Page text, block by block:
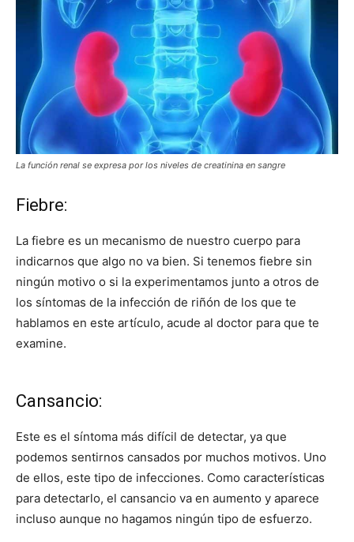
La función renal se expresa por los niveles de creatinina en sangre
Fiebre:
La fiebre es un mecanismo de nuestro cuerpo para
indicarnos que algo no va bien. Si tenemos fiebre sin
ningún motivo o si la experimentamos junto a otros de
los síntomas de la infección de riñón de los que te
hablamos en este artículo, acude al doctor para que te
examine.
Cansancio:
Este es el síntoma más difícil de detectar, ya que
podemos sentirnos cansados por muchos motivos. Uno
de ellos, este tipo de infecciones. Como características
para detectarlo, el cansancio va en aumento y aparece
incluso aunque no hagamos ningún tipo de esfuerzo.